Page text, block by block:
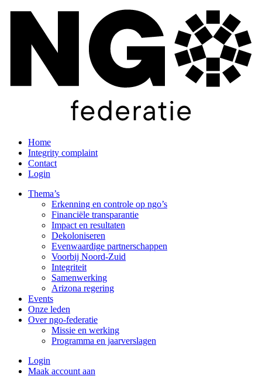
Home
Integrity complaint
Contact
Login
Thema’s
Erkenning en controle op ngo’s
Financiële transparantie
Impact en resultaten
Dekoloniseren
Evenwaardige partnerschappen
Voorbij Noord-Zuid
Integriteit
Samenwerking
Arizona regering
Events
Onze leden
Over ngo-federatie
Missie en werking
Programma en jaarverslagen
Login
Maak account aan